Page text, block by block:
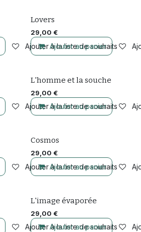
Ajouter à la liste de souhaits
Lovers
29,00 €
Ajouter au panier
Ajouter à la liste de souhaits
L'homme et la souche
29,00 €
Ajouter au panier
Ajouter à la liste de souhaits
Cosmos
29,00 €
Ajouter au panier
Ajouter à la liste de souhaits
L'image évaporée
29,00 €
Ajouter au panier